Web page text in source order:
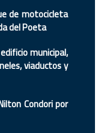
de motocicleta
del Poeta
municipal,
viaductos y
Condori por